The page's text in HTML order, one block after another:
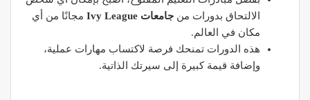
الالتحاق بدورات من جامعات Ivy League
مجانًا من أي
مكان في العالم.
هذه الدورات تمنحك فرصة لاكتساب مهارات عملية،
وإضافة قيمة كبيرة إلى سيرتك الذاتية.